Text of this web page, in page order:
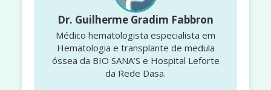
Dr. Guilherme Gradim Fabbron
Médico hematologista especialista em
Hematologia e transplante de medula
óssea da BIO SANA’S e Hospital Leforte
da Rede Dasa.